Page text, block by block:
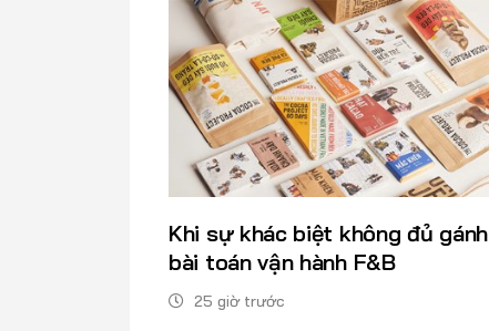
Khi sự khác biệt không đủ gánh
bài toán vận hành F&B
25 giờ trước